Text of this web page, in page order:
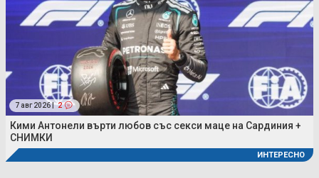
7 авг 2026 | 2
Кими Антонели върти любов със секси маце на Сардиния +
СНИМКИ
ИНТЕРЕСНО